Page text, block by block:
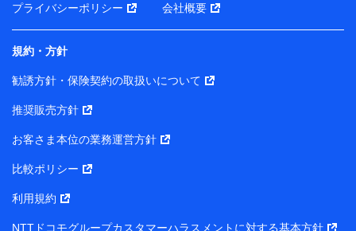
※ dポイントクラブ会員ではないお客さま（2019年12
月11日以降、一度もdポイントクラブ会員であったこと
がないお客さまに限る）に関する、2019年12月10日以
に限って共同利用します。
との間で、以下のとおり個人データを共同利用しま
【共同して利用される利用データの項目】
プがサービス提供等を通じて取得した、以下の情報など
プライバシーポリシー 会社概要
規約・方針
勧誘方針・保険契約の取扱いについて
推奨販売方針
お客さま本位の業務運営方針
比較ポリシー
利用規約
NTTドコモグループカスタマーハラスメントに対する基本方針